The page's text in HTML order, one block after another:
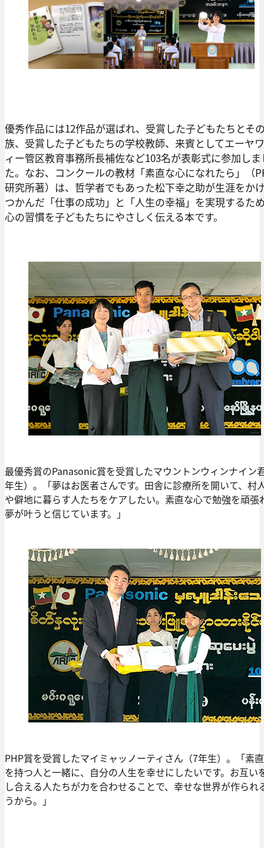
優秀作品には12作品が選ばれ、受賞した子どもたちとそ
族、受賞した子どもたちの学校教師、来賓としてエーヤ
ィー管区教育事務所長補佐など103名が表彰式に参加しま
た。なお、コンクールの教材「素直な心になれたら」（
研究所著）は、哲学者でもあった松下幸之助が生涯をか
つかんだ「仕事の成功」と「人生の幸福」を実現するた
心の習慣を子どもたちにやさしく伝える本です。
最優秀賞のPanasonic賞を受賞したマウントンウィンナイン
年生）。「夢はお医者さんです。田舎に診療所を開いて、村
や僻地に暮らす人たちをケアしたい。素直な心で勉強を頑張
夢が叶うと信じています。」
PHP賞を受賞したマイミャッノーティさん（7年生）。「素
を持つ人と一緒に、自分の人生を幸せにしたいです。お互い
し合える人たちが力を合わせることで、幸せな世界が作られ
うから。」